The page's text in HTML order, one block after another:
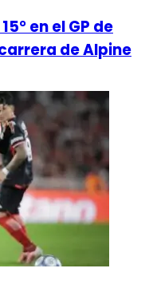
en el GP de
de Alpine